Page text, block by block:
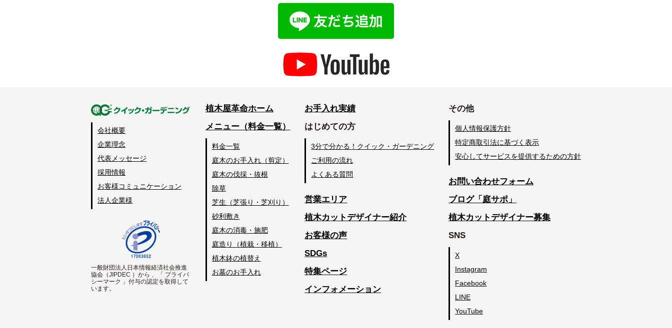
会社概要
企業理念
代表メッセージ
採用情報
お客様コミュニケーション
法人企業様
一般財団法人日本情報経済社会推進
協会（JIPDEC ）から 、「 プライバ
シーマーク 」付与の認定を取得して
います。
植木屋革命ホーム
メニュー（料金一覧）
料金一覧
庭木のお手入れ（剪定）
庭木の伐採・抜根
除草
芝生（芝張り・芝刈り）
砂利敷き
庭木の消毒・施肥
庭造り（植栽・移植）
植木鉢の植替え
お墓のお手入れ
お手入れ実績
はじめての方
3分で分かる！クイック・ガーデニング
ご利用の流れ
よくある質問
営業エリア
植木カットデザイナー紹介
お客様の声
SDGs
特集ページ
インフォメーション
その他
個人情報保護方針
特定商取引法に基づく表示
安心してサービスを提供するための方針
お問い合わせフォーム
ブログ「庭サポ」
植木カットデザイナー募集
SNS
X
Instagram
Facebook
LINE
YouTube